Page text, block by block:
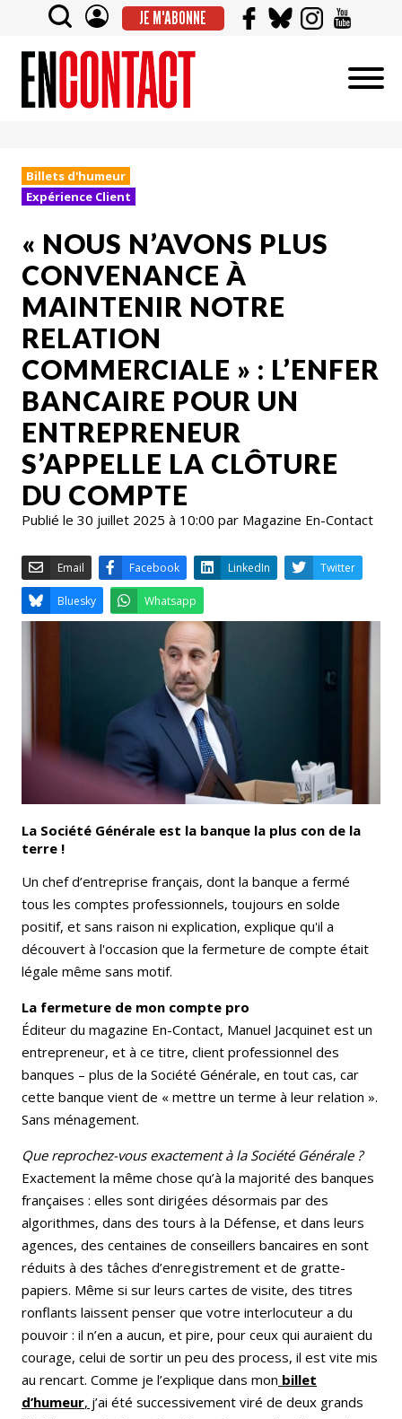
JE M'ABONNE
Billets d'humeur
Expérience Client
« NOUS N’AVONS PLUS
CONVENANCE À
MAINTENIR NOTRE
RELATION
COMMERCIALE » : L’ENFER
BANCAIRE POUR UN
ENTREPRENEUR
S’APPELLE LA CLÔTURE
DU COMPTE
Publié le 30 juillet 2025 à 10:00 par Magazine En-Contact
Facebook
Bluesky Whatsapp
La Société Générale est la banque la plus con de la
terre !
Un chef d’entreprise français, dont la banque a fermé
tous les comptes professionnels, toujours en solde
positif, et sans raison ni explication, explique qu'il a
découvert à l'occasion que la fermeture de compte était
légale même sans motif.
La fermeture de mon compte pro
Éditeur du magazine En-Contact, Manuel Jacquinet est un
entrepreneur, et à ce titre, client professionnel des
banques – plus de la Société Générale, en tout cas, car
cette banque vient de « mettre un terme à leur relation ».
Sans ménagement.
Que reprochez-vous exactement à la Société Générale ?
Exactement la même chose qu’à la majorité des banques
françaises : elles sont dirigées désormais par des
algorithmes, dans des tours à la Défense, et dans leurs
agences, des centaines de conseillers bancaires en sont
réduits à des tâches d’enregistrement et de gratte-
papiers. Même si sur leurs cartes de visite, des titres
ronflants laissent penser que votre interlocuteur a du
pouvoir : il n’en a aucun, et pire, pour ceux qui auraient du
courage, celui de sortir un peu des process, il est vite mis
au rencart. Comme je l’explique dans mon billet
d’humeur, j’ai été successivement viré de deux grands